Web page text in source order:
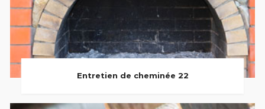
Entretien de cheminée 22